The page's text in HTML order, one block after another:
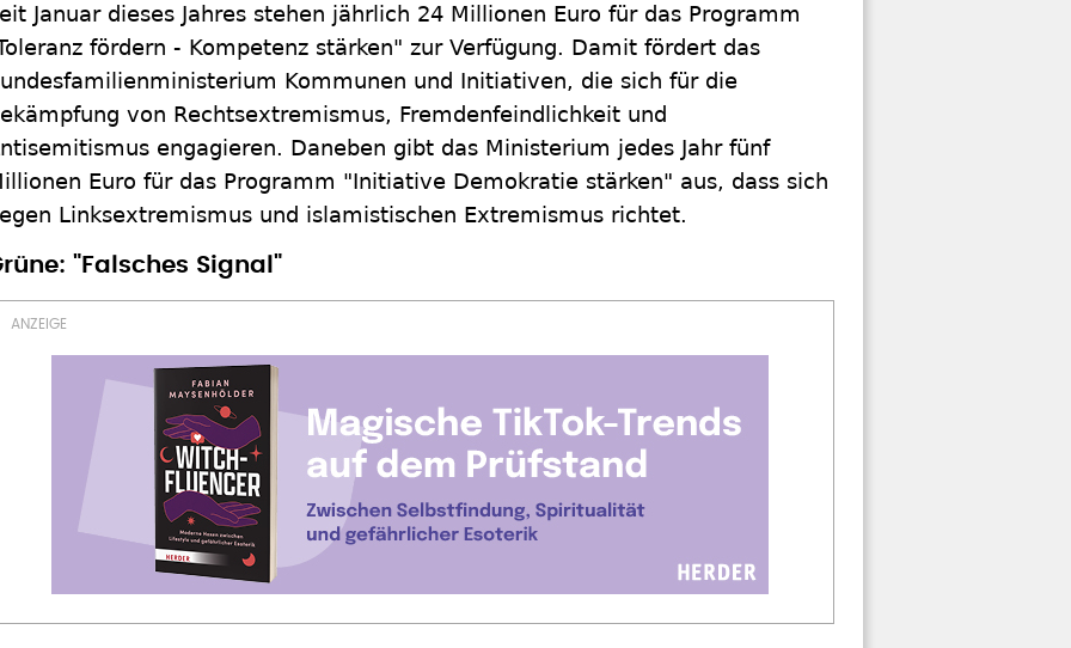
Januar dieses Jahres stehen jährlich 24 Millionen Euro für das Programm
fördern - Kompetenz stärken" zur Verfügung. Damit fördert das
Kommunen und Initiativen, die sich für die
von Rechtsextremismus, Fremdenfeindlichkeit und
engagieren. Daneben gibt das Ministerium jedes Jahr fünf
Euro für das Programm "Initiative Demokratie stärken" aus, dass sich
Linksextremismus und islamistischen Extremismus richtet.
"Falsches Signal"